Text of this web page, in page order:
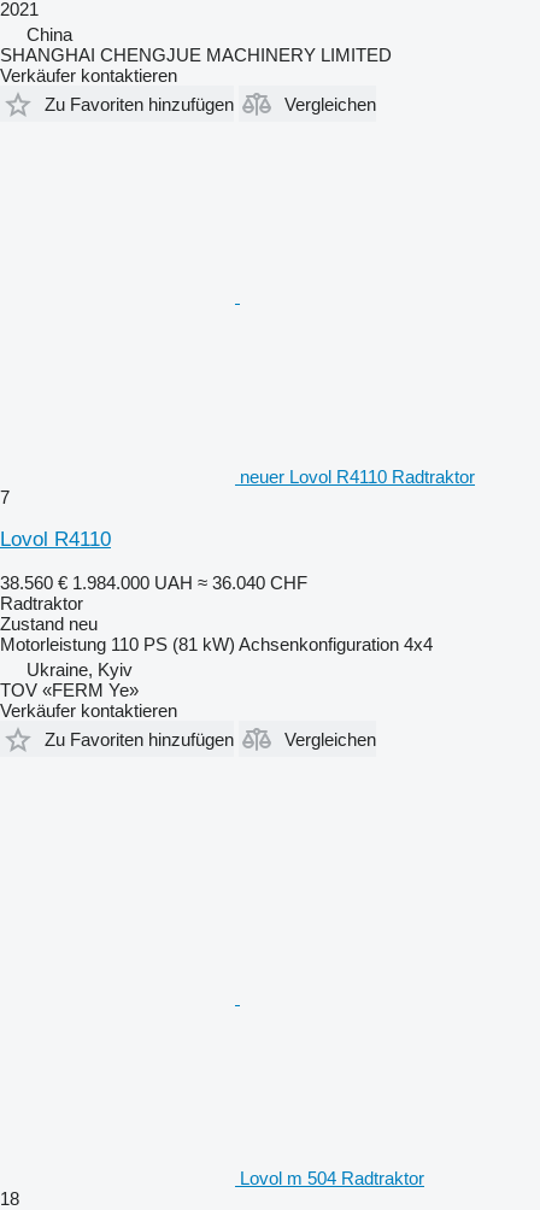
2021
China
SHANGHAI CHENGJUE MACHINERY LIMITED
Verkäufer kontaktieren
Zu Favoriten hinzufügen
Vergleichen
neuer Lovol R4110 Radtraktor
7
Lovol R4110
38.560 € 1.984.000 UAH ≈ 36.040 CHF
Radtraktor
Zustand neu
Motorleistung 110 PS (81 kW) Achsenkonfiguration 4x4
Ukraine, Kyiv
TOV «FERM Ye»
Verkäufer kontaktieren
Zu Favoriten hinzufügen
Vergleichen
Lovol m 504 Radtraktor
18